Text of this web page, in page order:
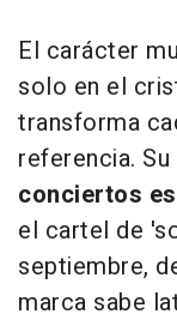
El carácter
solo en el
transforma
referencia.
conciertos
el cartel de
septiembre,
marca sabe